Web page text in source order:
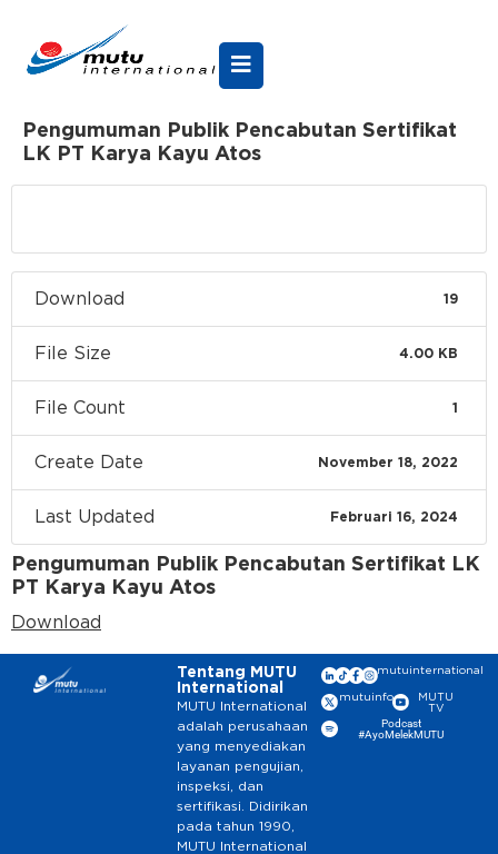
Pengumuman Publik Pencabutan Sertifikat
LK PT Karya Kayu Atos
Download 19
File Size 4.00 KB
File Count 1
Create Date November 18, 2022
Last Updated Februari 16, 2024
Pengumuman Publik Pencabutan Sertifikat LK
PT Karya Kayu Atos
Download
Tentang MUTU
International
MUTU International
adalah perusahaan
yang menyediakan
layanan pengujian,
inspeksi, dan
sertifikasi. Didirikan
pada tahun 1990,
MUTU International
mutuinternational
mutuinfo
MUTU
TV
Podcast
#AyoMelekMUTU